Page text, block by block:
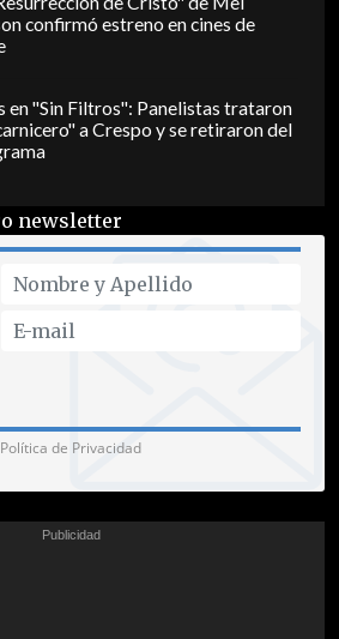
confirmó estreno en cines de
en "Sin Filtros": Panelistas trataron
a Crespo y se retiraron del
newsletter
Política de Privacidad